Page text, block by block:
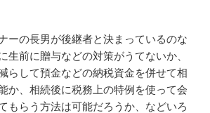
ーの長男が後継者と決まっているのな
生前に贈与などの対策がうてないか、
らして預金などの納税資金を併せて相
か、相続後に税務上の特例を使って会
もらう方法は可能だろうか、などいろ